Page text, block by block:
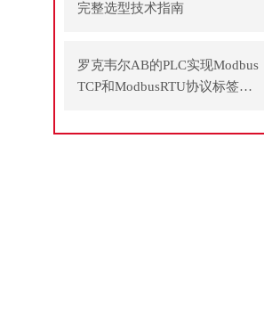
完整选型技术指南
罗克韦尔AB的PLC实现Modbus
TCP和ModbusRTU协议标签方